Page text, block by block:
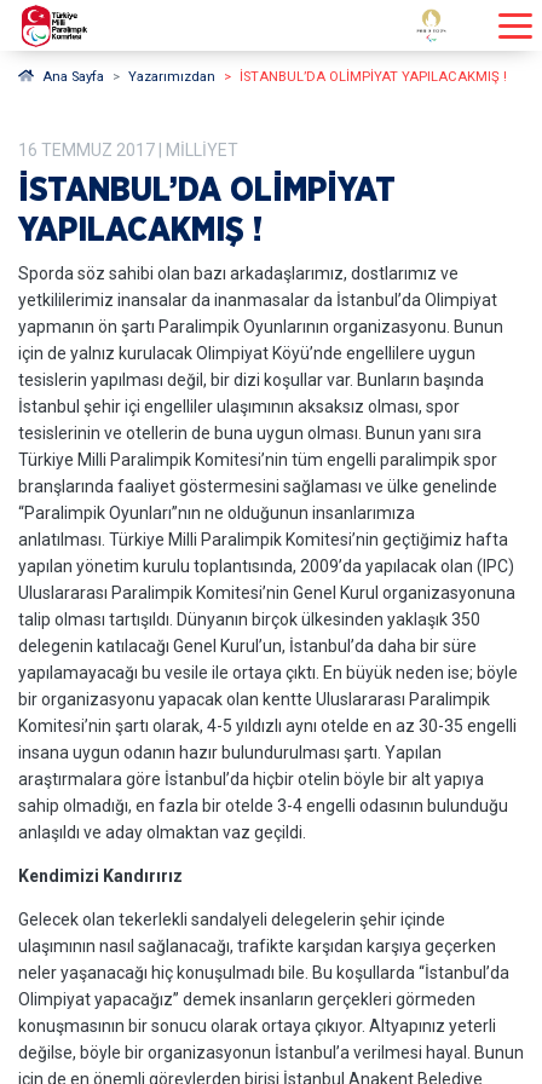
Ana Sayfa Yazarımızdan İSTANBUL’DA OLİMPİYAT YAPILACAKMIŞ !
16 TEMMUZ 2017 | MILLIYET
İSTANBUL’DA OLİMPİYAT
YAPILACAKMIŞ !
Sporda söz sahibi olan bazı arkadaşlarımız, dostlarımız ve
yetkililerimiz inansalar da inanmasalar da İstanbul’da Olimpiyat
yapmanın ön şartı Paralimpik Oyunlarının organizasyonu. Bunun
için de yalnız kurulacak Olimpiyat Köyü’nde engellilere uygun
tesislerin yapılması değil, bir dizi koşullar var. Bunların başında
İstanbul şehir içi engelliler ulaşımının aksaksız olması, spor
tesislerinin ve otellerin de buna uygun olması. Bunun yanı sıra
Türkiye Milli Paralimpik Komitesi’nin tüm engelli paralimpik spor
branşlarında faaliyet göstermesini sağlaması ve ülke genelinde
“Paralimpik Oyunları”nın ne olduğunun insanlarımıza
anlatılması. Türkiye Milli Paralimpik Komitesi’nin geçtiğimiz hafta
yapılan yönetim kurulu toplantısında, 2009’da yapılacak olan (IPC)
Uluslararası Paralimpik Komitesi’nin Genel Kurul organizasyonuna
talip olması tartışıldı. Dünyanın birçok ülkesinden yaklaşık 350
delegenin katılacağı Genel Kurul’un, İstanbul’da daha bir süre
yapılamayacağı bu vesile ile ortaya çıktı. En büyük neden ise; böyle
bir organizasyonu yapacak olan kentte Uluslararası Paralimpik
Komitesi’nin şartı olarak, 4-5 yıldızlı aynı otelde en az 30-35 engelli
insana uygun odanın hazır bulundurulması şartı. Yapılan
araştırmalara göre İstanbul’da hiçbir otelin böyle bir alt yapıya
sahip olmadığı, en fazla bir otelde 3-4 engelli odasının bulunduğu
anlaşıldı ve aday olmaktan vaz geçildi.
Kendimizi Kandırırız
Gelecek olan tekerlekli sandalyeli delegelerin şehir içinde
ulaşımının nasıl sağlanacağı, trafikte karşıdan karşıya geçerken
neler yaşanacağı hiç konuşulmadı bile. Bu koşullarda “İstanbul’da
Olimpiyat yapacağız” demek insanların gerçekleri görmeden
konuşmasının bir sonucu olarak ortaya çıkıyor. Altyapınız yeterli
değilse, böyle bir organizasyonun İstanbul’a verilmesi hayal. Bunun
için de en önemli görevlerden birisi İstanbul Anakent Belediye